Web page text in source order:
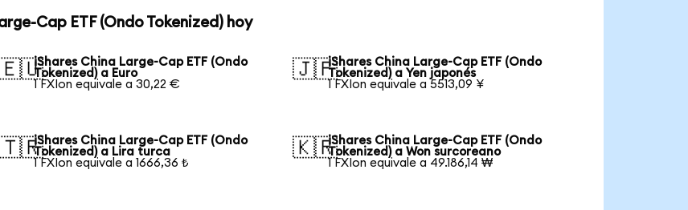
Cap ETF (Ondo Tokenized) hoy
iShares China Large-Cap ETF (Ondo
Tokenized) a Euro
1 FXIon equivale a 30,22 €
🇯🇵iShares China Large-Cap ETF (Ondo
Tokenized) a Yen japonés
1 FXIon equivale a 5513,09 ¥
iShares China Large-Cap ETF (Ondo
Tokenized) a Lira turca
1 FXIon equivale a 1666,36 ₺
🇰🇷iShares China Large-Cap ETF (Ondo
Tokenized) a Won surcoreano
1 FXIon equivale a 49.186,14 ₩